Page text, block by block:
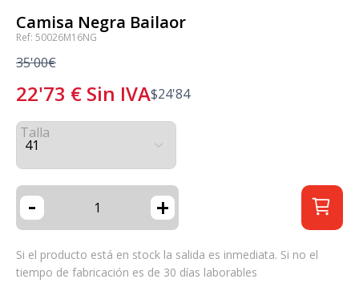
Camisa Negra Bailaor
Ref: 50026M16NG
35'00€
22'73 € Sin IVA$24'84
Talla
- +
Si el producto está en stock la salida es inmediata. Si no el
tiempo de fabricación es de 30 días laborables